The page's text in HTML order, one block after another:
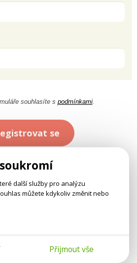
souhlasíte s podmínkami.
se
další služby pro analýzu
můžete kdykoliv změnit nebo
Přijmout vše